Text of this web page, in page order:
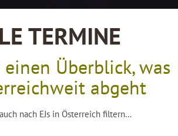
TERMINE
Überblick, was
abgeht
nach EJs in Österreich filtern…